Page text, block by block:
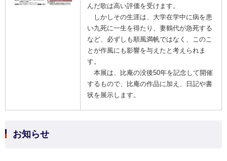
んだ歌は高い評価を受けます。
しかしその生涯は、大学在学中に病を患
い九死に一生を得たり、妻鶴代が急死する
など、必ずしも順風満帆ではなく、このこ
とが作風にも影響を与えたと考えられま
す。
本展は、比庵の没後50年を記念して開催
するもので、比庵の作品に加え、日記や書
状を展示します。
お知らせ